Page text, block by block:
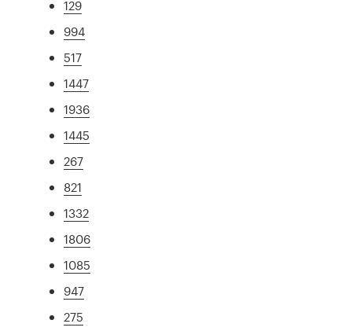
129
994
517
1447
1936
1445
267
821
1332
1806
1085
947
275